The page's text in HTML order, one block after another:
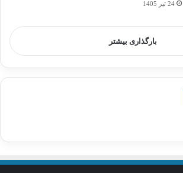
24 تیر 1405
بارگذاری بیشتر